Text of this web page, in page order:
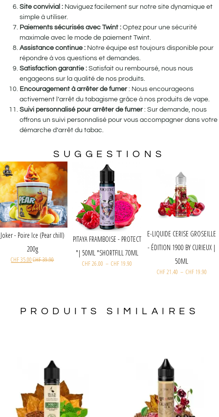
Site convivial : Naviguez facilement sur notre site dynamique et
simple à utiliser.
Paiements sécurisés avec Twint : Optez pour une sécurité
maximale avec le mode de paiement Twint.
Assistance continue : Notre équipe est toujours disponible pour
répondre à vos questions et demandes.
Satisfaction garantie : Satisfait ou remboursé, nous nous
engageons sur la qualité de nos produits.
Encouragement à arrêter de fumer: Nous encourageons
activement l’arrêt du tabagisme grâce à nos produits de vape.
Suivi personnalisé pour arrêter de fumer: Sur demande, nous
offrons un suivi personnalisé pour vous accompagner dans votre
démarche d’arrêt du tabac.
SUGGESTIONS
E-LIQUIDE CERISE GROSEILLE
- ÉDITION 1900 BY CURIEUX |
50ML
CHF19.90
–
CHF21.40
PITAYA FRAMBOISE - PROTECT
| 50ML "SHORTFILL 70ML"
CHF19.90
–
CHF26.00
Joker - Poire Ice (Pear chill)
200g
CHF39.90
CHF35.00
PRODUITS SIMILAIRES